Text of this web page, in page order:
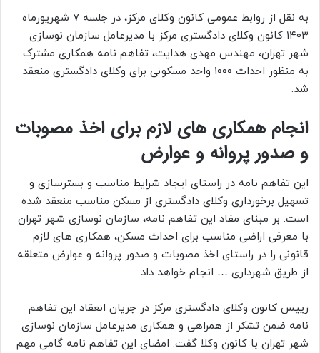
به نقل از روابط عمومی کانون وکلای مرکز، در جلسه ۷ شهریورماه
۱۴۰۳ کانون وکلای دادگستری مرکز با مدیرعامل سازمان نوسازی
شهر تهران، مهندس مهدی هدایت، تفاهم نامه همکاری مشترک
به منظور احداث ۱۰۰۰ واحد مسکونی برای وکلای دادگستری منعقد
شد.
انجام همکاری های لازم برای اخذ مصوبات
و صدور پروانه و عوارض
این تفاهم نامه در راستای ایجاد شرایط مناسب و بسترسازی و
تسهیل برخورداری وکلای دادگستری از مسکن مناسب منعقد شده
است. بر مبنای مفاد این تفاهم نامه، سازمان نوسازی شهر تهران
با معرفی اراضی مناسب برای احداث مسکن، همکاری های لازم
قانونی را در راستای اخذ مصوبات و صدور پروانه و عوارض متعلقه
از طریق شهرداری … انجام خواهد داد.
رییس کانون وکلای دادگستری مرکز در جریان انعقاد این تفاهم
نامه ضمن تشکر از همراهی و همکاری مدیرعامل سازمان نوسازی
شهر تهران با کانون وکلا گفت: امضای این تفاهم نامه گامی مهم